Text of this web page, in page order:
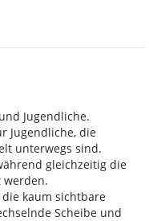
Jugendliche.
Jugendliche, die
unterwegs sind.
gleichzeitig die
werden.
kaum sichtbare
Scheibe und